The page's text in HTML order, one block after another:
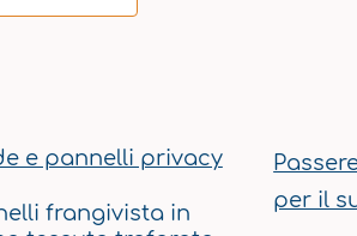
e pannelli privacy
frangivista in
per il